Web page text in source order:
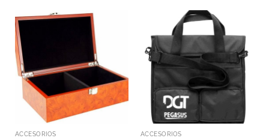
ACCESORIOS ACCESORIOS